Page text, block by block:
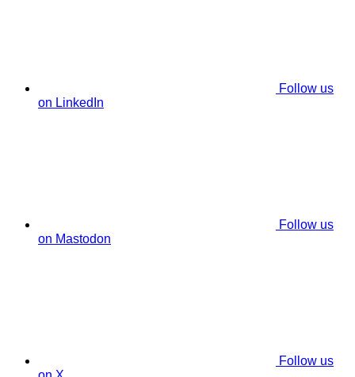
Follow us
on LinkedIn
Follow us
on Mastodon
Follow us